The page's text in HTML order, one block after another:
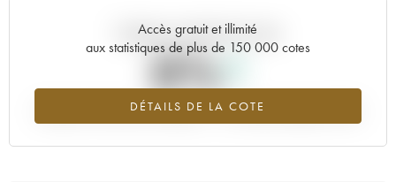
Accès gratuit et illimité
aux statistiques de plus de 150 000 cotes
DÉTAILS DE LA COTE
Tendance actuelle de la cote
0%
Tendance à la hausse du millésime ---- en 2026 par rapport à 2025